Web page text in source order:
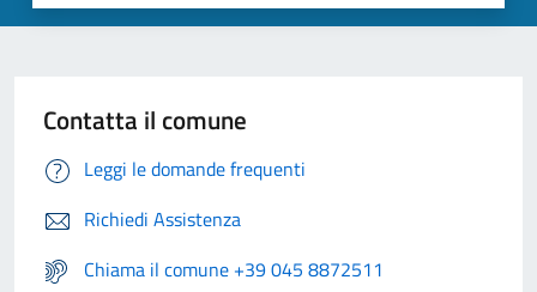
Contatta il comune
Leggi le domande frequenti
Richiedi Assistenza
Chiama il comune +39 045 8872511